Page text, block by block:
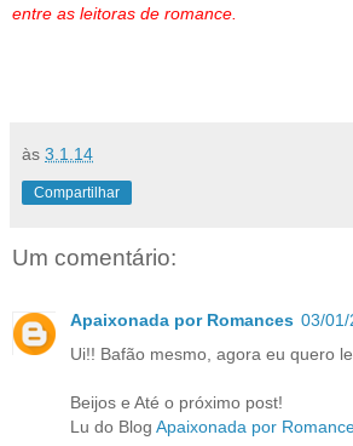
entre as leitoras de romance.
às 3.1.14
Compartilhar
Um comentário:
Apaixonada por Romances 03/
Ui!! Bafão mesmo, agora eu quero
Beijos e Até o próximo post!
Lu do Blog Apaixonada por